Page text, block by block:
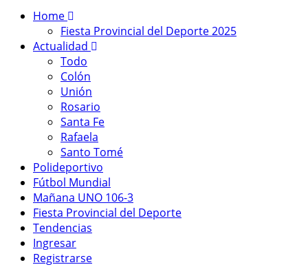
Home
Fiesta Provincial del Deporte 2025
Actualidad
Todo
Colón
Unión
Rosario
Santa Fe
Rafaela
Santo Tomé
Polideportivo
Fútbol Mundial
Mañana UNO 106-3
Fiesta Provincial del Deporte
Tendencias
Ingresar
Registrarse